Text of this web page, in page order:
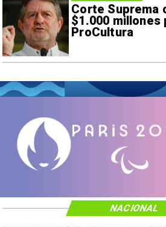
Corte Suprema
$1.000 millones
ProCultura
NACIONAL